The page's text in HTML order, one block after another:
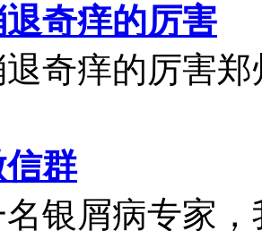
奇痒的厉害
奇痒的厉害
群
银屑病专家